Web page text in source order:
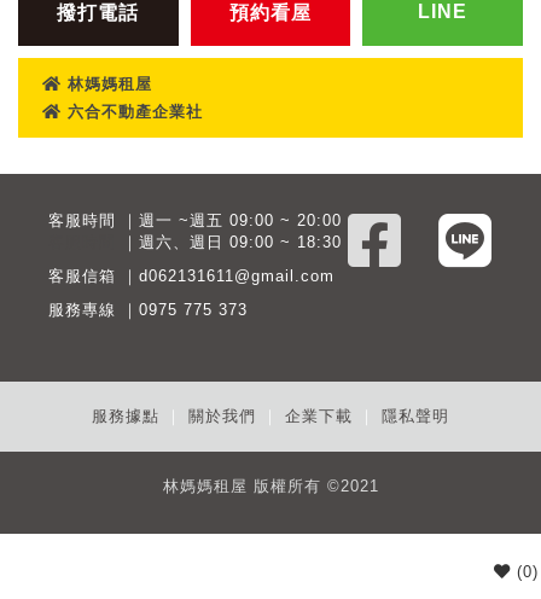
(0)
撥打電話 預約看屋 LINE
林媽媽租屋
六合不動產企業社
客服時間 ｜週一 ~週五 09:00 ~ 20:00
｜週六、週日 09:00 ~ 18:30
客服信箱 ｜d062131611@gmail.com
服務專線 ｜0975 775 373
服務據點 關於我們 企業下載 隱私聲明
林媽媽租屋 版權所有 ©2021